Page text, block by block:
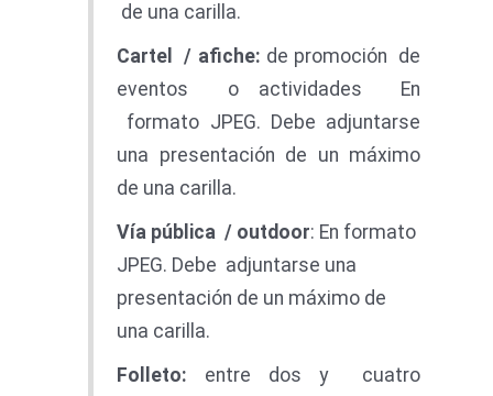
de una carilla.
Cartel/ afiche: de promoción de
eventos o actividades En
formato JPEG. Debe adjuntarse
una presentación de un máximo
de una carilla.
Vía pública / outdoor: En formato
JPEG. Debe adjuntarse una
presentación de un máximo de
una carilla.
Fo eto: entre dos y cuatro